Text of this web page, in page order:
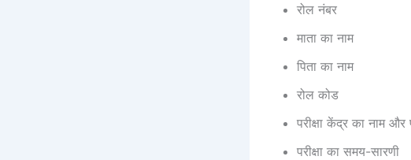
रोल नंबर
माता का नाम
पिता का नाम
रोल कोड
परीक्षा केंद्र का नाम और
परीक्षा का समय-सारणी